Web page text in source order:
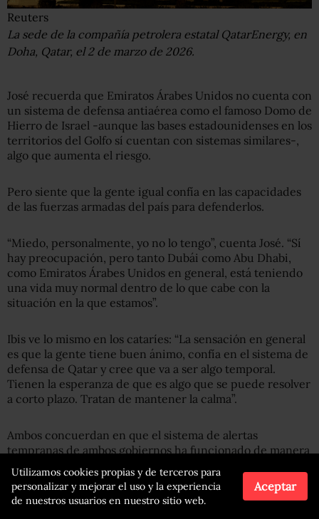
Reuters
La sede de la compañía petrolera estatal QatarEnergy, en
Doha, Qatar, el 2 de marzo de 2026.
José recuerda que Emiratos Árabes Unidos no cuenta con
un sistema de defensa antiaérea como el famoso Domo de
Hierro de Israel -aunque las bases estadounidenses en los
territorios del Golfo sí cuentan con sistemas similares-,
algo que aumenta el riesgo.
Pero siente que la gente igual confía en las capacidades
de las fuerzas armadas del país para defenderlos.
“Miedo, personalmente, yo no lo tengo”, cuenta José. “Sí
hay preocupación, pero tanto Dubái como Abu Dhabi,
como Emiratos Árabes Unidos en general, está teniendo
una vida muy normal dentro de lo que cabe con la
situación en la que estamos”.
Ibis ve lo mismo en los cataríes: “La sensación en general
es que la gente tiene buen ánimo, confía en el sistema de
defensa de Qatar y cree que va a ser algo temporal.
Tienen la esperanza de que es algo que se puede resolver
a corto plazo. Tratan de mantener la calma”.
Ambos concuerdan en que el sistema de alertas
tempranas de ambos gobiernos ha funcionado de manera
eficiente, y que los servicios, por lo menos en las zonas
donde ellos están, se han mantenido activos.
Utilizamos cookies propias y de terceros para
personalizar y mejorar el uso y la experiencia
de nuestros usuarios en nuestro sitio web.
Aceptar